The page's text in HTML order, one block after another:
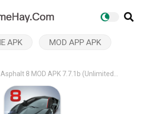
APK MOD APP APK
Asphalt 8 MOD APK 7.7.1b (Unlimited